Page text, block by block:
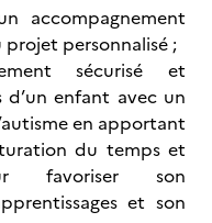
accompagnement
personnalisé ;
sécurisé et
enfant avec un
en apportant
du temps et
favoriser son
et son